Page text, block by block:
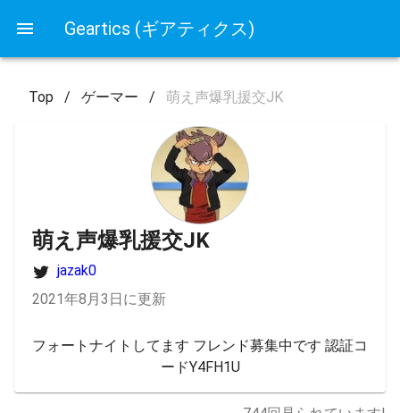
Geartics (ギアティクス)
Top / ゲーマー / 萌え声爆乳援交JK
萌え声爆乳援交JK
jazak0
2021年8月3日に更新
フォートナイトしてます フレンド募集中です 認証コ
ードY4FH1U